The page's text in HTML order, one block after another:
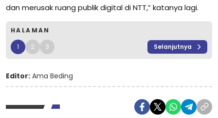
dan merusak ruang publik digital di NTT,” katanya lagi.
HALAMAN
1 2 3 Selanjutnya
Editor: Ama Beding